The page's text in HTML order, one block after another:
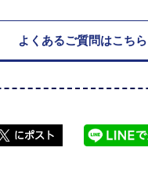
よくあるご質問はこちら